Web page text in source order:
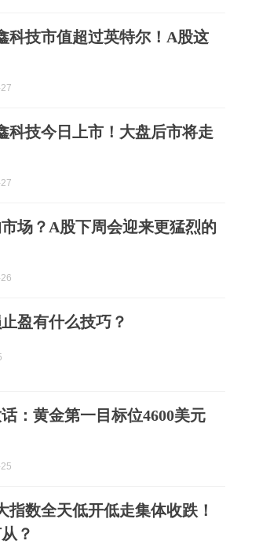
科技市值超过英特尔！A股这
科技今日上市！大盘后市将走
场？A股下周会迎来更猛烈的
盈有什么技巧？
：黄金第一目标位4600美元
指数全天低开低走集体收跌！
？